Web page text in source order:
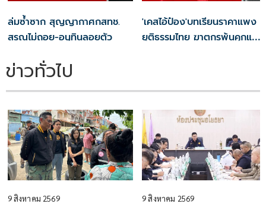
ล่มซ้ำซาก สุญญากาศกสทช.
สรณไม่ถอย-อนุทินลอยตัว
'เคสไอ้ป๋อง'บทเรียนราคาแพง
ยุติธรรมไทย ฆาตกรพ้นคุกแต่
ข่าวทั่วไป
9 สิงหาคม 2569 9 สิงหาคม 2569